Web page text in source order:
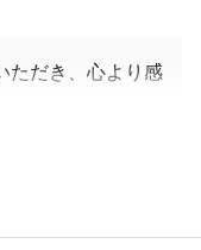
ただき、心より感
て感謝申し上げま
たら、いつでもお